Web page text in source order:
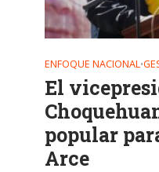
ENFOQUE NACIONAL•
El
popular
Arce